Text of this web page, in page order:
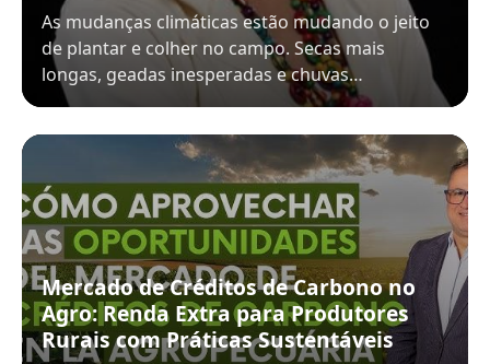
As mudanças climáticas estão mudando o jeito
de plantar e colher no campo. Secas mais
longas, geadas inesperadas e chuvas…
Mercado de Créditos de Carbono no
Agro: Renda Extra para Produtores
Rurais com Práticas Sustentáveis